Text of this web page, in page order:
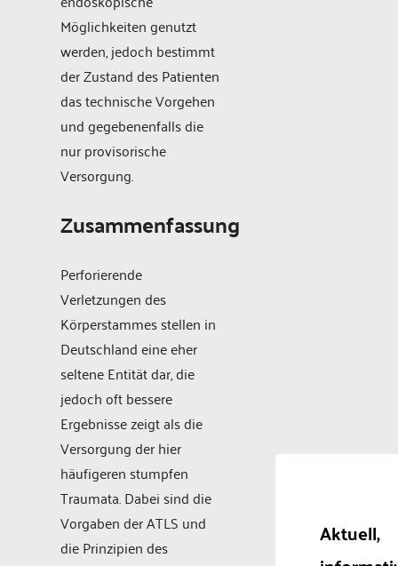
Möglichkeiten genutzt
werden, jedoch bestimmt
der Zustand des Patienten
das technische Vorgehen
und gegebenenfalls die
nur provisorische
Versorgung.
Zusammenfassung
Perforierende
Verletzungen des
Körperstammes stellen in
Deutschland eine eher
seltene Entität dar, die
jedoch oft bessere
Ergebnisse zeigt als die
Versorgung der hier
häufigeren stumpfen
Traumata. Dabei sind die
Vorgaben der ATLS und
die Prinzipien des
Aktuell,